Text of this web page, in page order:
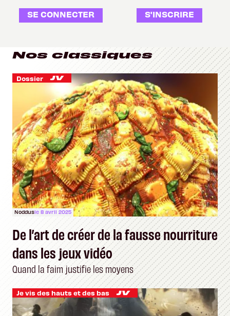
SE CONNECTER S'INSCRIRE
Nos classiques
Dossier
Noddusle 8 avril 2025
De l’art de créer de la fausse nourriture
dans les jeux vidéo
Quand la faim justifie les moyens
Je vis des hauts et des bas